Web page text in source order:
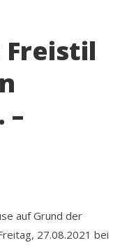
–
auf Grund der
27.08.2021 bei